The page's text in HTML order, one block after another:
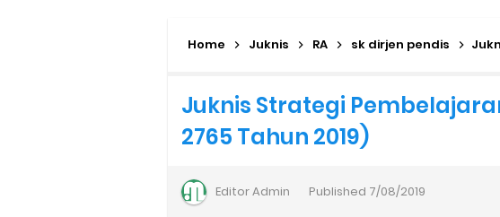
Daftar Penerima PIP MI, MTs, dan MA Tahap I
Kalender Pendidikan Madrasah 2026/2027 |
Juknis Penerbitan Ijazah Madrasah Tahun 2026
Home Juknis RA sk dirjen pendis Juknis
Juknis Strategi
2765 Tahun 2019)
EditorAdmin Published 7/08/2019